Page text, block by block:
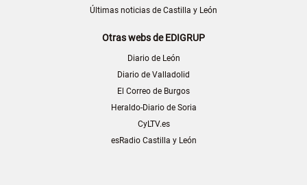
Últimas noticias de Castilla y León
Otras webs de EDIGRUP
Diario de León
Diario de Valladolid
El Correo de Burgos
Heraldo-Diario de Soria
CyLTV.es
esRadio Castilla y León